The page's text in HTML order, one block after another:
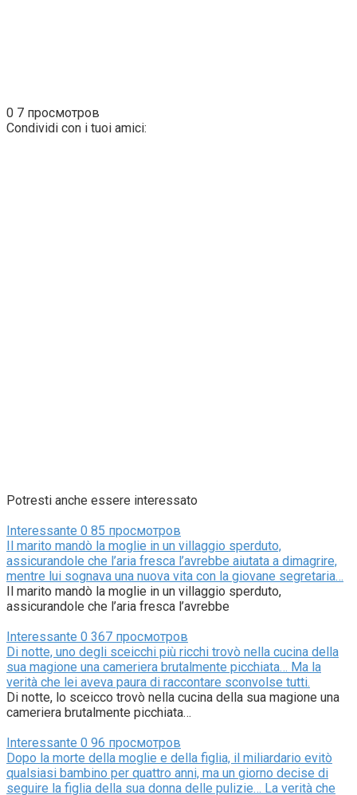
0 7 просмотров
Condividi con i tuoi amici:
Potresti anche essere interessato
Interessante 0 85 просмотров
Il marito mandò la moglie in un villaggio sperduto,
assicurandole che l’aria fresca l’avrebbe aiutata a dimagrire,
mentre lui sognava una nuova vita con la giovane segretaria…
Il marito mandò la moglie in un villaggio sperduto,
assicurandole che l’aria fresca l’avrebbe
Interessante 0 367 просмотров
Di notte, uno degli sceicchi più ricchi trovò nella cucina della
sua magione una cameriera brutalmente picchiata… Ma la
verità che lei aveva paura di raccontare sconvolse tutti.
Di notte, lo sceicco trovò nella cucina della sua magione una
cameriera brutalmente picchiata…
Interessante 0 96 просмотров
Dopo la morte della moglie e della figlia, il miliardario evitò
qualsiasi bambino per quattro anni, ma un giorno decise di
seguire la figlia della sua donna delle pulizie… La verità che